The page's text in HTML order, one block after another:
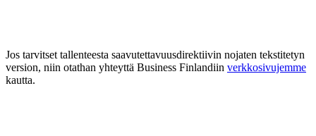
Jos tarvitset tallenteesta saavutettavuusdirektiivin nojaten tekstitetyn
version, niin otathan yhteyttä Business Finlandiin verkkosivujemme
kautta.